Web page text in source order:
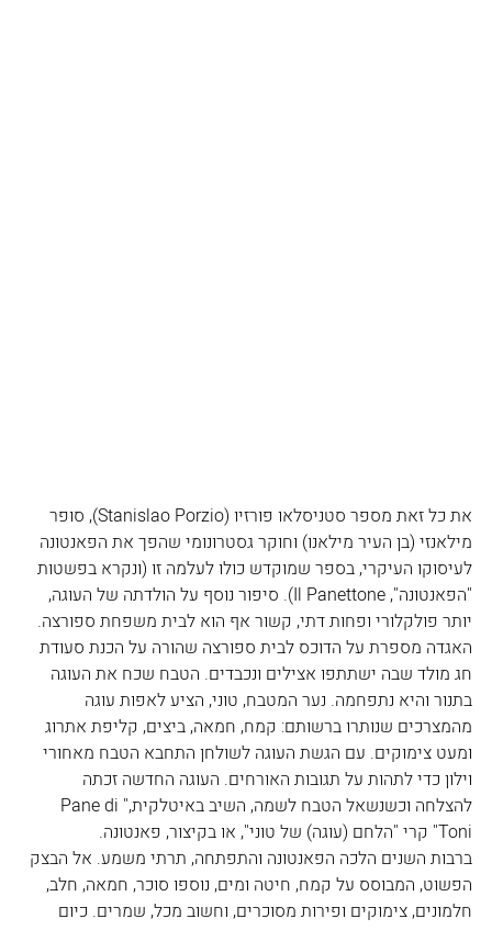
את כל זאת מספר סטניסלאו פורזיו (Stanislao Porzio), סופר
מילאנזי (בן העיר מילאנו) וחוקר גסטרונומי שהפך את הפאנטונה
לעיסוקו העיקרי, בספר שמוקדש כולו לעלמה זו (ונקרא בפשטות
"הפאנטונה", Il Panettone). סיפור נוסף על הולדתה של העוגה,
יותר פולקלורי ופחות דתי, קשור אף הוא לבית משפחת ספורצה.
האגדה מספרת על הדוכס לבית ספורצה שהורה על הכנת סעודת
חג מולד שבה ישתתפו אצילים ונכבדים. הטבח שכח את העוגה
בתנור והיא נתפחמה. נער המטבח, טוני, הציע לאפות עוגה
מהמצרכים שנותרו ברשותם: קמח, חמאה, ביצים, קליפת אתרוג
ומעט צימוקים. עם הגשת העוגה לשולחן התחבא הטבח מאחורי
וילון כדי לתהות על תגובות האורחים. העוגה החדשה זכתה
להצלחה וכשנשאל הטבח לשמה, השיב באיטלקית,"Pane di
Toni" קרי "הלחם (עוגה) של טוני", או בקיצור, פאנטונה.
ברבות השנים הלכה הפאנטונה והתפתחה, תרתי משמע. אל הבצק
הפשוט, המבוסס על קמח, חיטה ומים, נוספו סוכר, חמאה, חלב,
חלמונים, צימוקים ופירות מסוכרים, וחשוב מכל, שמרים. כיום